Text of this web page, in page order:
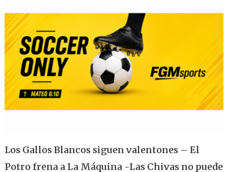
Los Gallos Blancos siguen valentones – El
Potro frena a La Máquina -Las Chivas no puede